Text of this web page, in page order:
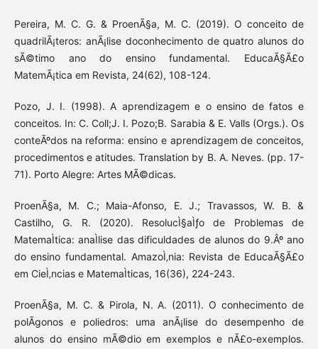
Pereira, M. C. G. & ProenÃ§a, M. C. (2019). O conceito de
quadrilÃ¡teros: anÃ¡lise doconhecimento de quatro alunos do
sÃ©timo ano do ensino fundamental. EducaÃ§Ã£o
MatemÃ¡tica em Revista, 24(62), 108-124.
Pozo, J. I. (1998). A aprendizagem e o ensino de fatos e
conceitos. In: C. Coll;J. I. Pozo;B. Sarabia & E. Valls (Orgs.). Os
conteÃºdos na reforma: ensino e aprendizagem de conceitos,
procedimentos e atitudes. Translation by B. A. Neves. (pp. 17-
71). Porto Alegre: Artes MÃ©dicas.
ProenÃ§a, M. C.; Maia-Afonso, E. J.; Travassos, W. B. &
Castilho, G. R. (2020). ResolucÌ§aÌƒo de Problemas de
MatemaÌtica: anaÌlise das dificuldades de alunos do 9.Âº ano
do ensino fundamental. AmazoÌ‚nia: Revista de EducaÃ§Ã£o
em CieÌ‚ncias e MatemaÌticas, 16(36), 224-243.
ProenÃ§a, M. C. & Pirola, N. A. (2011). O conhecimento de
polÃ­gonos e poliedros: uma anÃ¡lise do desempenho de
alunos do ensino mÃ©dio em exemplos e nÃ£o-exemplos.